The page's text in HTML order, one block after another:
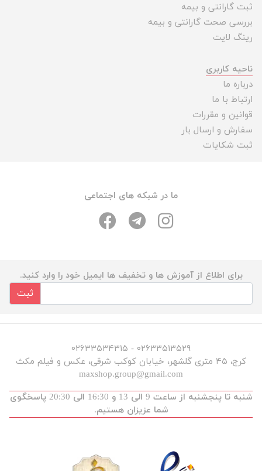
ثبت گارانتی و بیمه
بررسی صحت گارانتی و بیمه
رینگ لایت
ناحیه کاربری
درباره ما
ارتباط با ما
قوانین و مقررات
سفارش و ارسال بار
ثبت شکایات
ما در شبکه های اجتماعی
برای اطلاع از آموزش ها و تخفیف ها ایمیل خود را وارد کنید.
ثبت
۰۲۶۳۳۵۱۳۵۲۹ - ۰۲۶۳۳۵۳۴۳۱۵
کرج، ۴۵ متری گلشهر، خیابان کوکب شرقی، عکس و فیلم مکث
maxshop.group@gmail.com
شنبه تا پنجشنبه از ساعت 9 الی 13 و 16:30 الی 20:30 پاسخگوی
شما عزیزان هستیم.